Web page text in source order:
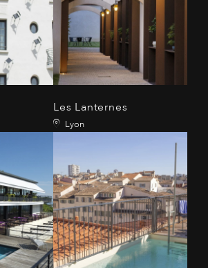
Les Lanternes
Lyon